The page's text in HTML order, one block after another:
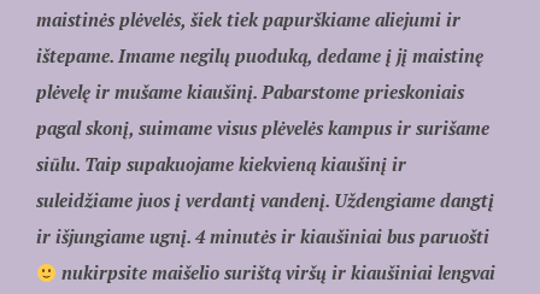
maistinės plėvelės, šiek tiek papurškiame aliejumi ir
ištepame. Imame negilų puoduką, dedame į jį maistinę
plėvelę ir mušame kiaušinį. Pabarstome prieskoniais
pagal skonį, suimame visus plėvelės kampus ir surišame
siūlu. Taip supakuojame kiekvieną kiaušinį ir
suleidžiame juos į verdantį vandenį. Uždengiame dangtį
ir išjungiame ugnį. 4 minutės ir kiaušiniai bus paruošti
nukirpsite maišelio surištą viršų ir kiaušiniai lengvai